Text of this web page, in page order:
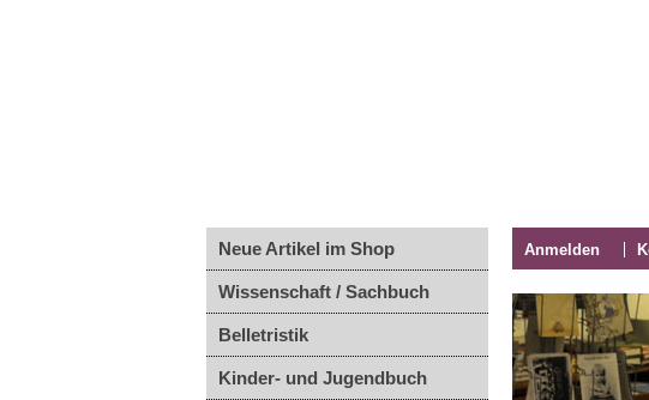
Neue Artikel im Shop
Wissenschaft / Sachbuch
Belletristik
Kinder- und Jugendbuch
Anmelden